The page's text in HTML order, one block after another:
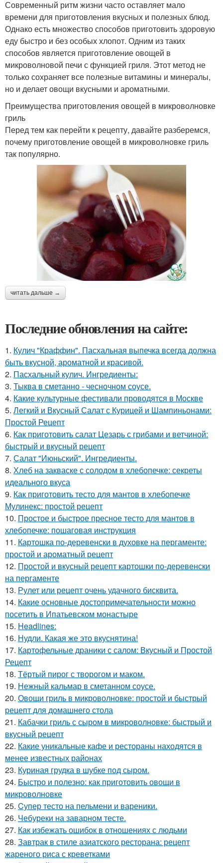
Современный ритм жизни часто оставляет мало
времени для приготовления вкусных и полезных блюд.
Однако есть множество способов приготовить здоровую
еду быстро и без особых хлопот. Одним из таких
способов является приготовление овощей в
микроволновой печи с функцией гриля. Этот метод не
только сохраняет все полезные витамины и минералы,
но и делает овощи вкусными и ароматными.
Преимущества приготовления овощей в микроволновке
гриль
Перед тем как перейти к рецепту, давайте разберемся,
почему приготовление овощей в микроволновке гриль
так популярно.
читать дальше →
Последние обновления на сайте:
1. Кулич "Краффин". Пасхальная выпечка всегда должна
быть вкусной, ароматной и красивой.
2. Пасхальный кулич. Ингредиенты:
3. Тыква в сметанно - чесночном соусе.
4. Какие культурные фестивали проводятся в Москве
5. Легкий и Вкусный Салат с Курицей и Шампиньонами:
Простой Рецепт
6. Как приготовить салат Цезарь с грибами и ветчиной:
быстрый и вкусный рецепт
7. Салат "Июньский". Ингредиенты.
8. Хлеб на закваске с солодом в хлебопечке: секреты
идеального вкуса
9. Как приготовить тесто для мантов в хлебопечке
Мулинекс: простой рецепт
10. Простое и быстрое пресное тесто для мантов в
хлебопечке: пошаговая инструкция
11. Картошка по-деревенски в духовке на пергаменте:
простой и ароматный рецепт
12. Простой и вкусный рецепт картошки по-деревенски
на пергаменте
13. Рулет или рецепт очень удачного бисквита.
14. Какие основные достопримечательности можно
посетить в Ипатьевском монастыре
15. Headlines:
16. Нудли. Какая же это вкуснятина!
17. Картофельные драники с салом: Вкусный и Простой
Рецепт
18. Тёртый пирог с творогом и маком.
19. Нежный кальмар в сметанном соусе.
20. Овощи гриль в микроволновке: простой и быстрый
рецепт для домашнего стола
21. Кабачки гриль с сыром в микроволновке: быстрый и
вкусный рецепт
22. Какие уникальные кафе и рестораны находятся в
менее известных районах
23. Куриная грудка в шубке под сыром.
24. Быстро и полезно: как приготовить овощи в
микроволновке
25. Cупер тесто на пельмени и вареники.
26. Чебуреки на заварном тесте.
27. Как избежать ошибок в отношениях с людьми
28. Завтрак в стиле азиатского ресторана: рецепт
жареного риса с креветками